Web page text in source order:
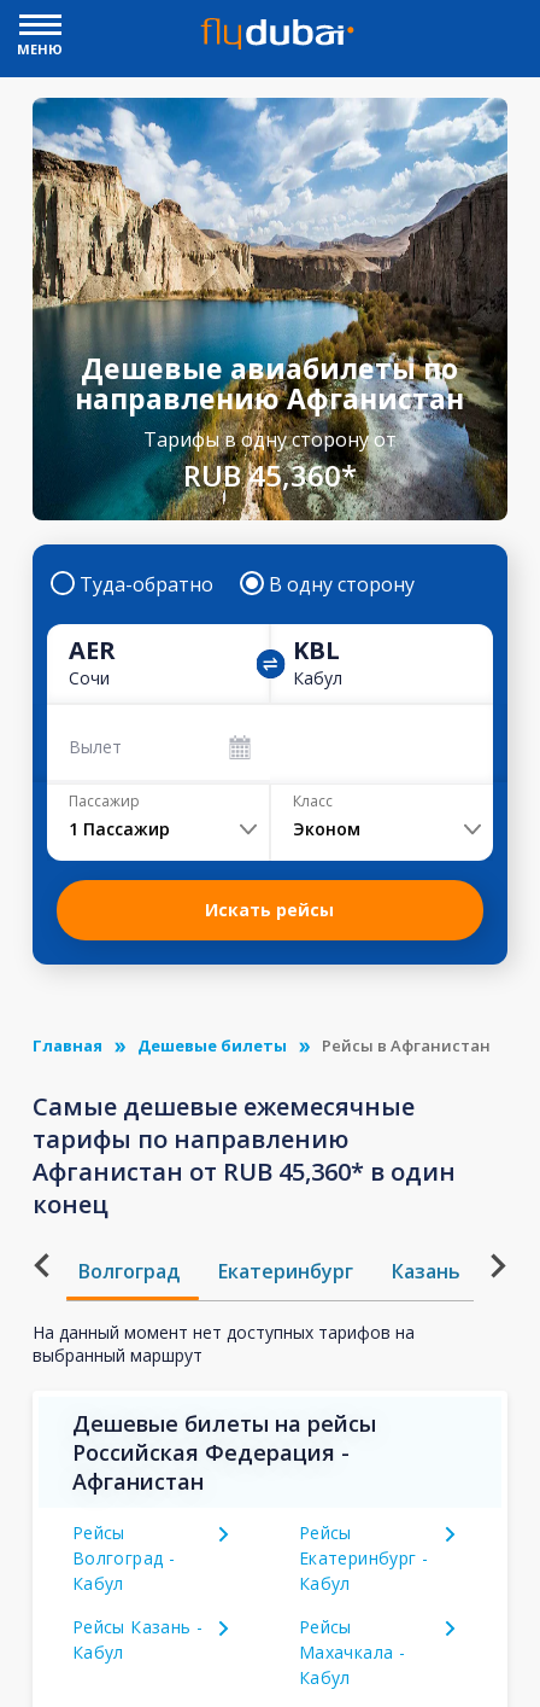
МЕНЮ
Дешевые авиабилеты по
направлению Афганистан
Тарифы в одну сторону от
RUB 45,360*
Туда-обратно В одну сторону
AER
Сочи
KBL
Кабул
Вылет
Пассажир
1 Пассажир
Класс
Эконом
Искать рейсы
Главная Дешевые билеты Рейсы в Афганистан
Самые дешевые ежемесячные
тарифы по направлению
Афганистан от RUB 45,360* в один
конец
Волгоград Екатеринбург Казань
На данный момент нет доступных тарифов на
выбранный маршрут
Дешевые билеты на рейсы
Российская Федерация -
Афганистан
Рейсы
Волгоград -
Кабул
Рейсы
Екатеринбург -
Кабул
Рейсы Казань -
Кабул
Рейсы
Махачкала -
Кабул